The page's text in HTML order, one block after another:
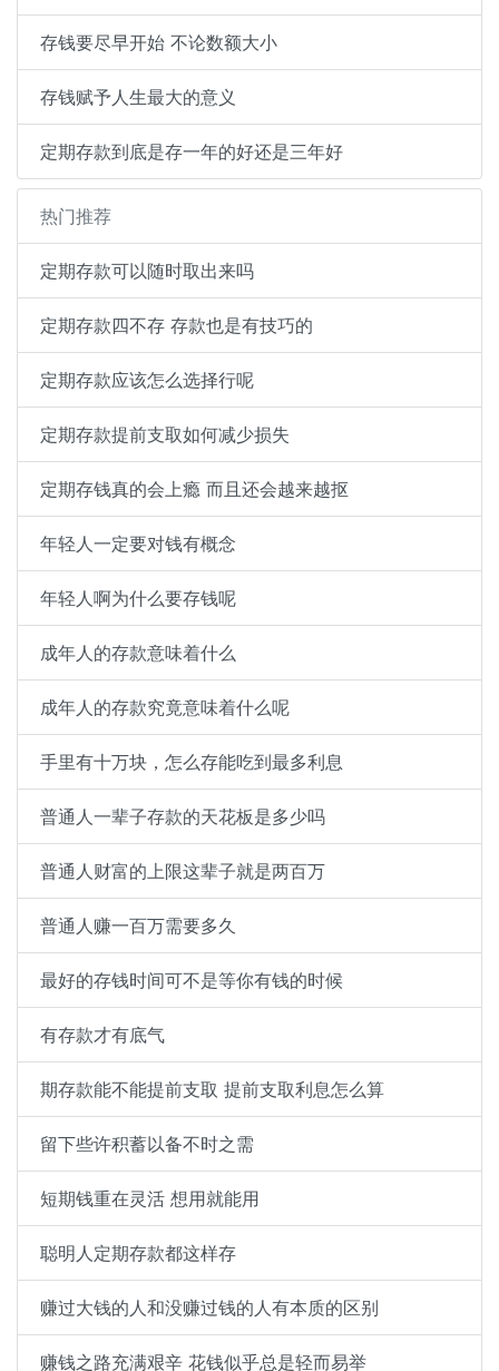
存钱要尽早开始 不论数额大小
存钱赋予人生最大的意义
定期存款到底是存一年的好还是三年好
热门推荐
定期存款可以随时取出来吗
定期存款四不存 存款也是有技巧的
定期存款应该怎么选择行呢
定期存款提前支取如何减少损失
定期存钱真的会上瘾 而且还会越来越抠
年轻人一定要对钱有概念
年轻人啊为什么要存钱呢
成年人的存款意味着什么
成年人的存款究竟意味着什么呢
手里有十万块，怎么存能吃到最多利息
普通人一辈子存款的天花板是多少吗
普通人财富的上限这辈子就是两百万
普通人赚一百万需要多久
最好的存钱时间可不是等你有钱的时候
有存款才有底气
期存款能不能提前支取 提前支取利息怎么算
留下些许积蓄以备不时之需
短期钱重在灵活 想用就能用
聪明人定期存款都这样存
赚过大钱的人和没赚过钱的人有本质的区别
赚钱之路充满艰辛 花钱似乎总是轻而易举